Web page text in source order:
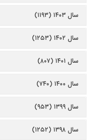
سال ۱۴۰۳ (۱۱۹۳)
سال ۱۴۰۲ (۱۲۵۳)
سال ۱۴۰۱ (۸۰۷)
سال ۱۴۰۰ (۷۴۰)
سال ۱۳۹۹ (۹۵۳)
سال ۱۳۹۸ (۱۲۵۲)